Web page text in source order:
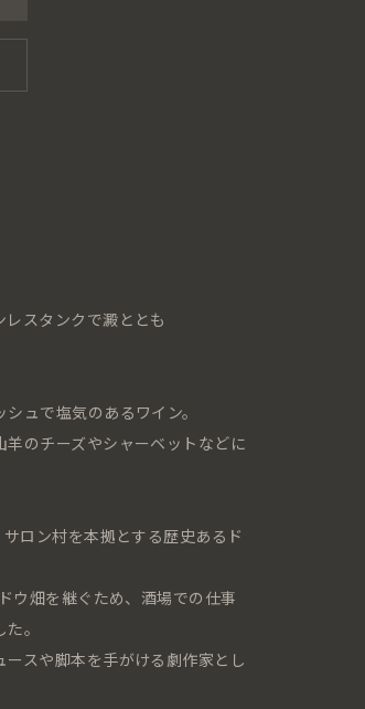
スタンクで澱ととも
ュで塩気のあるワイン。
のチーズやシャーベットなどに
ロン村を本拠とする歴史あるド
ウ畑を継ぐため、酒場での仕事
。
スや脚本を手がける劇作家とし